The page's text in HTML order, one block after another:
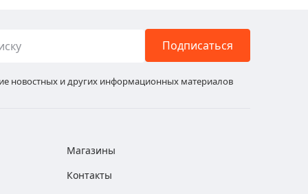
Подписаться
новостных и других информационных материалов
Магазины
Контакты